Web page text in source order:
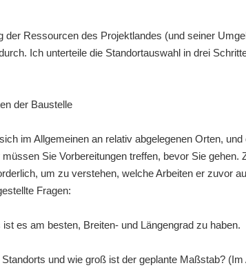
der Ressourcen des Projektlandes (und seiner
Ich unterteile die Standortauswahl in drei
der Baustelle
im Allgemeinen an relativ abgelegenen Orten,
Sie Vorbereitungen treffen, bevor Sie gehen.
um zu verstehen, welche Arbeiten er zuvor
Fragen:
es am besten, Breiten- und Längengrad zu haben.
und wie groß ist der geplante Maßstab? (Im